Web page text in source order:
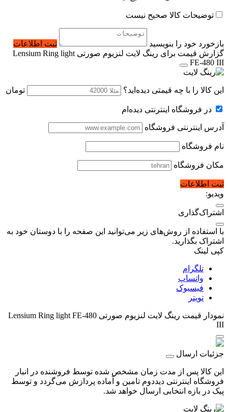
توضیحات کالا صحیح نیست
بازخورد خود را بنویسید
ثبت اطلاعات
گزارش قیمت برای رینگ لایت لنزیوم صورتی Lensium Ring light
FE-480 III
این کالا را با چه قیمتی دیده‌اید؟ تومان
در فروشگاه اینترنتی دیده‌ام
آدرس اینترنتی فروشگاه
نام فروشگاه
مکان فروشگاه
ثبت اطلاعات
ویدیو:
اشتراک‌گذاری
با استفاده از روش‌های زیر می‌توانید این صفحه را با دوستان خود به
اشتراک بگذارید.
کپی لینک
تلگرام
واتساپ
فیسبوک
تویتر
نمودار قیمت
رینگ لایت لنزیوم صورتی Lensium Ring light FE-480
III
جزئیات ارسال
این کالا پس از مدت زمان مشخص شده توسط فروشنده در انبار
فروشگاه اینترنتی دیددوم تامین و آماده پردازش می‌گردد و توسط
پیک در بازه انتخابی ارسال خواهد شد.